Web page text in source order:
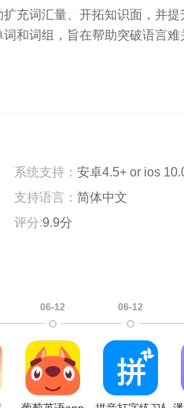
充词汇量、开拓知识面，并
和词组，旨在帮助突破语言
系统支持： 安卓4.5+ or ios
支持语言： 简体中文
评分:9.9分
06-12 06-12